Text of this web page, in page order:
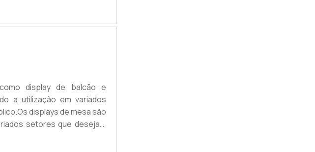
do display com o
com a a marca. É muito
venda, sendo utilizado por
display de balcão e
a utilização em variados
displays de mesa são
setores que desejam
pdv de maneira atrativa e
consumidor com total